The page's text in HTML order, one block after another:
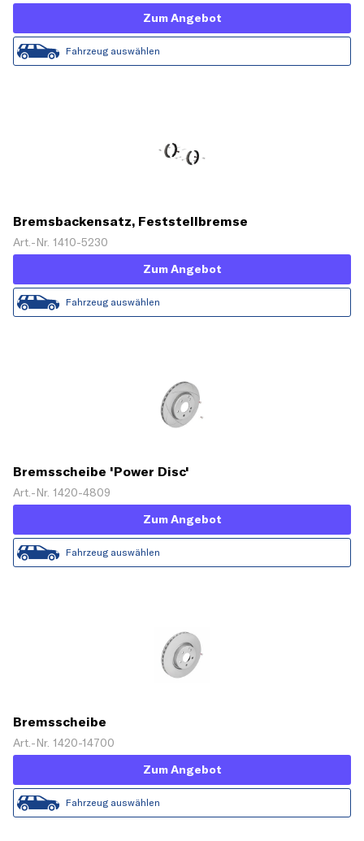
Zum Angebot
Fahrzeug auswählen
Bremsbackensatz, Feststellbremse
Art.-Nr. 1410-5230
Zum Angebot
Fahrzeug auswählen
Bremsscheibe 'Power Disc'
Art.-Nr. 1420-4809
Zum Angebot
Fahrzeug auswählen
Bremsscheibe
Art.-Nr. 1420-14700
Zum Angebot
Fahrzeug auswählen